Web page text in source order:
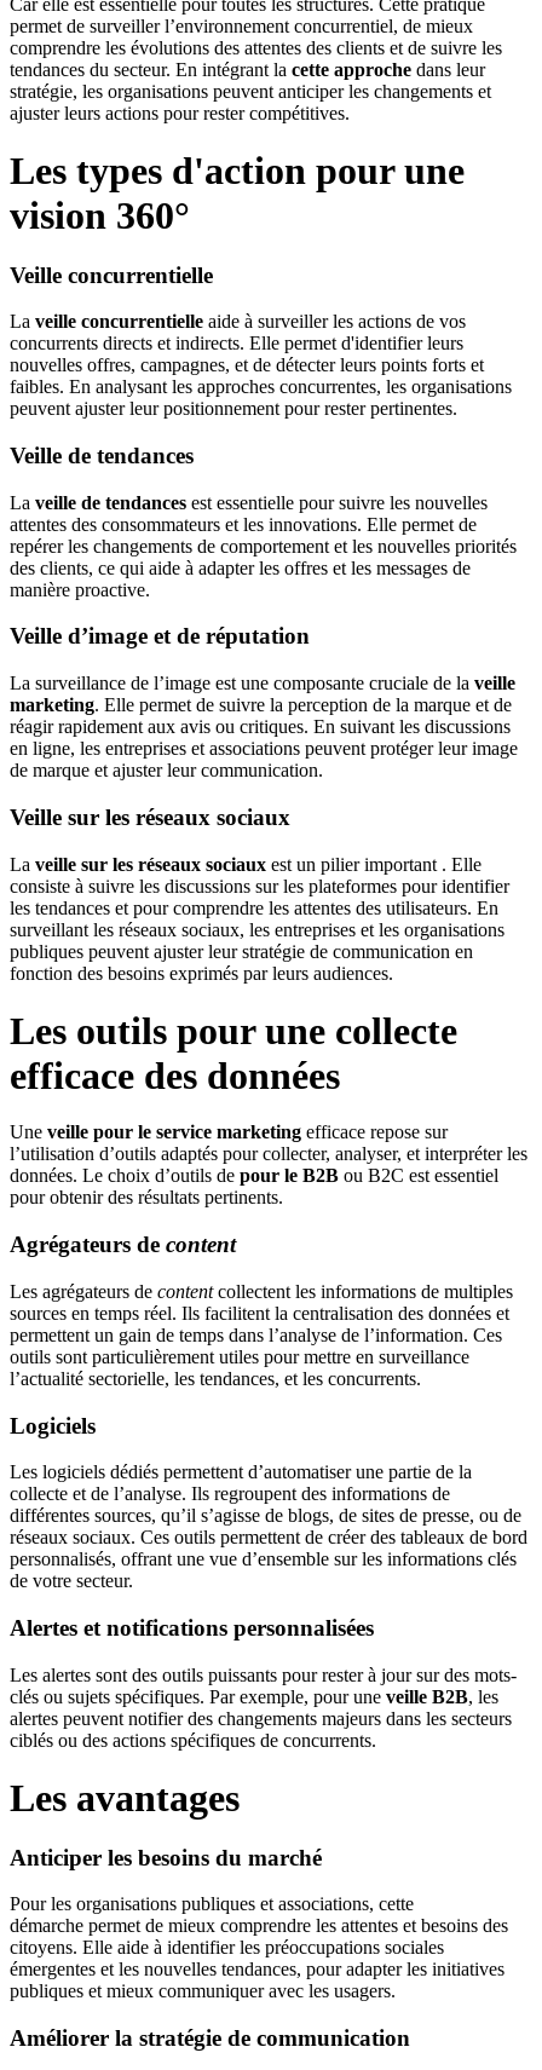
permet de surveiller l’environnement concurrentiel, de mieux
comprendre les évolutions des attentes des clients et de suivre les
tendances du secteur. En intégrant la cette approche dans leur
stratégie, les organisations peuvent anticiper les changements et
ajuster leurs actions pour rester compétitives.
Les types d'action pour une
vision 360°
Veille concurrentielle
La veille concurrentielle aide à surveiller les actions de vos
concurrents directs et indirects. Elle permet d'identifier leurs
nouvelles offres, campagnes, et de détecter leurs points forts et
faibles. En analysant les approches concurrentes, les organisations
peuvent ajuster leur positionnement pour rester pertinentes.
Veille de tendances
La veille de tendances est essentielle pour suivre les nouvelles
attentes des consommateurs et les innovations. Elle permet de
repérer les changements de comportement et les nouvelles priorités
des clients, ce qui aide à adapter les offres et les messages de
manière proactive.
Veille d’image et de réputation
La surveillance de l’image est une composante cruciale de la veille
marketing. Elle permet de suivre la perception de la marque et de
réagir rapidement aux avis ou critiques. En suivant les discussions
en ligne, les entreprises et associations peuvent protéger leur image
de marque et ajuster leur communication.
Veille sur les réseaux sociaux
La veille sur les réseaux sociaux est un pilier important . Elle
consiste à suivre les discussions sur les plateformes pour identifier
les tendances et pour comprendre les attentes des utilisateurs. En
surveillant les réseaux sociaux, les entreprises et les organisations
publiques peuvent ajuster leur stratégie de communication en
fonction des besoins exprimés par leurs audiences.
Les outils pour une collecte
efficace des données
Une veille pour le service marketing efficace repose sur
l’utilisation d’outils adaptés pour collecter, analyser, et interpréter les
données. Le choix d’outils de pour le B2B ou B2C est essentiel
pour obtenir des résultats pertinents.
Agrégateurs de content
Les agrégateurs de contentcollectent les informations de multiples
sources en temps réel. Ils facilitent la centralisation des données et
permettent un gain de temps dans l’analyse de l’information. Ces
outils sont particulièrement utiles pour mettre en surveillance
l’actualité sectorielle, les tendances, et les concurrents.
Logiciels
Les logiciels dédiés permettent d’automatiser une partie de la
collecte et de l’analyse. Ils regroupent des informations de
différentes sources, qu’il s’agisse de blogs, de sites de presse, ou de
réseaux sociaux. Ces outils permettent de créer des tableaux de bord
personnalisés, offrant une vue d’ensemble sur les informations clés
de votre secteur.
Alertes et notifications personnalisées
Les alertes sont des outils puissants pour rester à jour sur des mots-
clés ou sujets spécifiques. Par exemple, pour une veille B2B, les
alertes peuvent notifier des changements majeurs dans les secteurs
ciblés ou des actions spécifiques de concurrents.
Les avantages
Anticiper les besoins du marché
Pour les organisations publiques et associations, cette
démarche permet de mieux comprendre les attentes et besoins des
citoyens. Elle aide à identifier les préoccupations sociales
émergentes et les nouvelles tendances, pour adapter les initiatives
publiques et mieux communiquer avec les usagers.
Améliorer la stratégie de communication